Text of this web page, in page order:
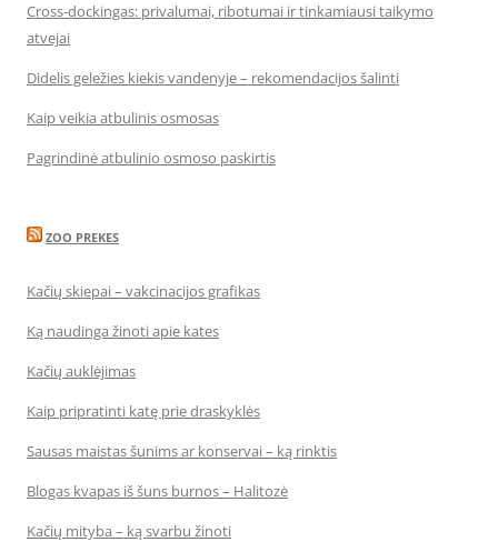
Cross-dockingas: privalumai, ribotumai ir tinkamiausi taikymo
atvejai
Didelis geležies kiekis vandenyje – rekomendacijos šalinti
Kaip veikia atbulinis osmosas
Pagrindinė atbulinio osmoso paskirtis
ZOO PREKES
Kačių skiepai – vakcinacijos grafikas
Ką naudinga žinoti apie kates
Kačių auklėjimas
Kaip pripratinti katę prie draskyklės
Sausas maistas šunims ar konservai – ką rinktis
Blogas kvapas iš šuns burnos – Halitozė
Kačių mityba – ką svarbu žinoti